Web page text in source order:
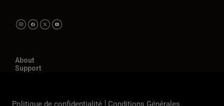
About
Support
Politique de confidentialité Conditions Générales